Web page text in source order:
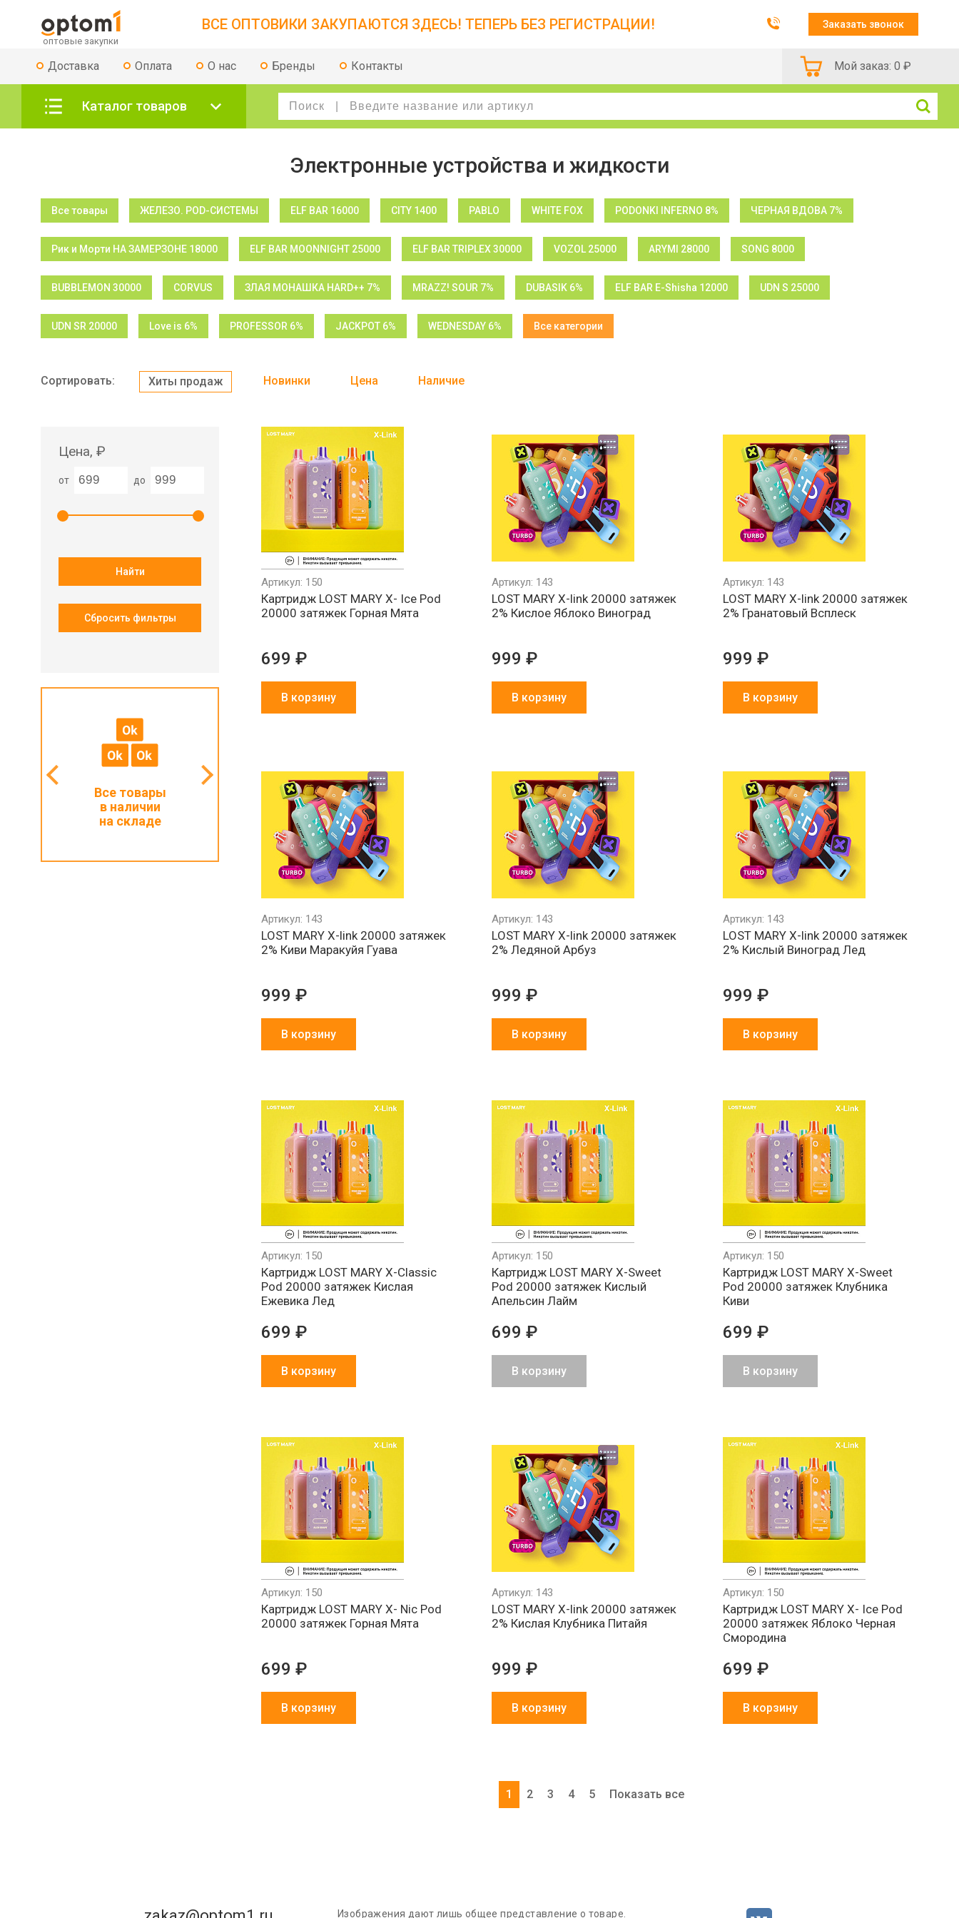
ВСЕ ОПТОВИКИ ЗАКУПАЮТСЯ ЗДЕСЬ! ТЕПЕРЬ БЕЗ РЕГИСТРАЦИИ! Заказать звонок
Доставка Оплата О нас Бренды Контакты Мой заказ: 0 ₽
Каталог товаров
Электронные устройства и жидкости
Все товары ЖЕЛЕЗО. POD-СИСТЕМЫ ELF BAR 16000 CITY 1400 PABLO WHITE FOX PODONKI INFERNO 8% ЧЕРНАЯ ВДОВА 7%
Рик и Морти НА ЗАМЕРЗОНЕ 18000 ELF BAR MOONNIGHT 25000 ELF BAR TRIPLEX 30000 VOZOL 25000 ARYMI 28000 SONG 8000
BUBBLEMON 30000 CORVUS ЗЛАЯ МОНАШКА HARD++ 7% MRAZZ! SOUR 7% DUBASIK 6% ELF BAR E-Shisha 12000 UDN S 25000
UDN SR 20000 Love is 6% PROFESSOR 6% JACKPOT 6% WEDNESDAY 6% Все категории
Сортировать: Хиты продаж Новинки Цена Наличие
Цена, ₽
от до
Найти
Сбросить фильтры
Все товары
в наличии
на складе
Работаем с ИП
Обмен брака
за наш счет
Агрессивно
низкие цены
Более 1500
партнеров в РФ
и СНГ
Минимальный
заказ 1000 ₽
Все товары
в наличии
на складе
Артикул: 150
Картридж LOST MARY X- Ice Pod
20000 затяжек Горная Мята
699 ₽
В корзину
Артикул: 143
LOST MARY X-link 20000 затяжек
2% Кислое Яблоко Виноград
999 ₽
В корзину
Артикул: 143
LOST MARY X-link 20000 затяжек
2% Гранатовый Всплеск
999 ₽
В корзину
Артикул: 143
LOST MARY X-link 20000 затяжек
2% Киви Маракуйя Гуава
999 ₽
В корзину
Артикул: 143
LOST MARY X-link 20000 затяжек
2% Ледяной Арбуз
999 ₽
В корзину
Артикул: 143
LOST MARY X-link 20000 затяжек
2% Кислый Виноград Лед
999 ₽
В корзину
Артикул: 150
Картридж LOST MARY X-Classic
Pod 20000 затяжек Кислая
Ежевика Лед
699 ₽
В корзину
Артикул: 150
Картридж LOST MARY X-Sweet
Pod 20000 затяжек Кислый
Апельсин Лайм
699 ₽
В корзину
Артикул: 150
Картридж LOST MARY X-Sweet
Pod 20000 затяжек Клубника
Киви
699 ₽
В корзину
Артикул: 150
Картридж LOST MARY X- Nic Pod
20000 затяжек Горная Мята
699 ₽
В корзину
Артикул: 143
LOST MARY X-link 20000 затяжек
2% Кислая Клубника Питайя
999 ₽
В корзину
Артикул: 150
Картридж LOST MARY X- Ice Pod
20000 затяжек Яблоко Черная
Смородина
699 ₽
В корзину
1 2 3 4 5 Показать все
Изображения дают лишь общее представление о товаре.